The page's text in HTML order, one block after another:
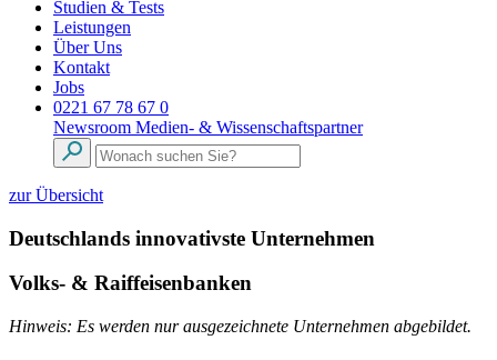
Studien & Tests
Leistungen
Über Uns
Kontakt
Jobs
0221 67 78 67 0
Newsroom Medien- & Wissenschaftspartner
zur Übersicht
Deutschlands innovativste Unternehmen
Volks- & Raiffeisenbanken
Hinweis: Es werden nur ausgezeichnete Unternehmen abgebildet.